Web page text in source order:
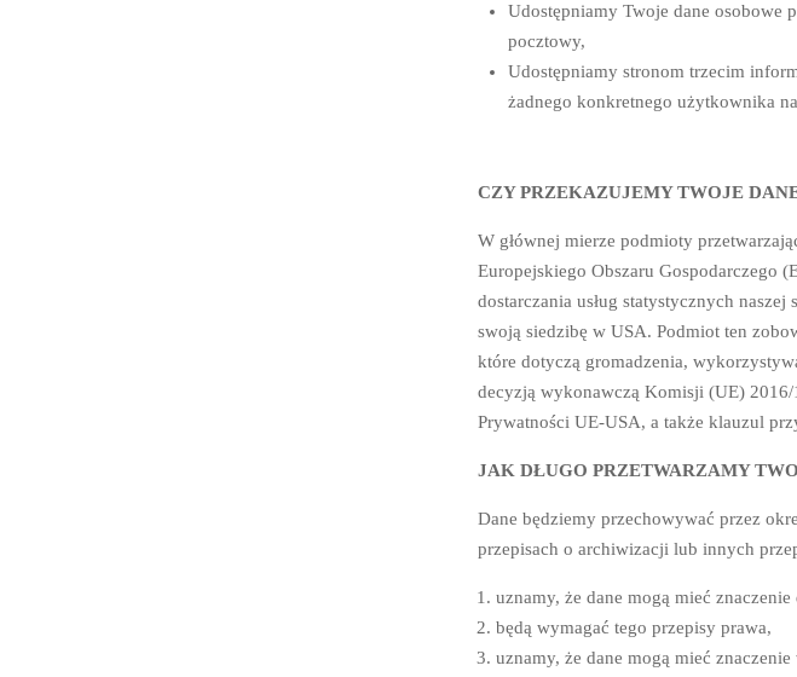
Udostępniamy Twoje dane osobowe
pocztowy,
Udostępniamy stronom trzecim
żadnego konkretnego użytkownika
CZY PRZEKAZUJEMY TWOJE
W głównej mierze podmioty
Europejskiego Obszaru Gospodarczego
dostarczania usług statystycznych
swoją siedzibę w USA. Podmiot ten
które dotyczą gromadzenia,
decyzją wykonawczą Komisji (UE)
Prywatności UE-USA, a także klauzul
JAK DŁUGO PRZETWARZAMY
Dane będziemy przechowywać przez
przepisach o archiwizacji lub innych
uznamy, że dane mogą mieć
będą wymagać tego przepisy prawa,
uznamy, że dane mogą mieć